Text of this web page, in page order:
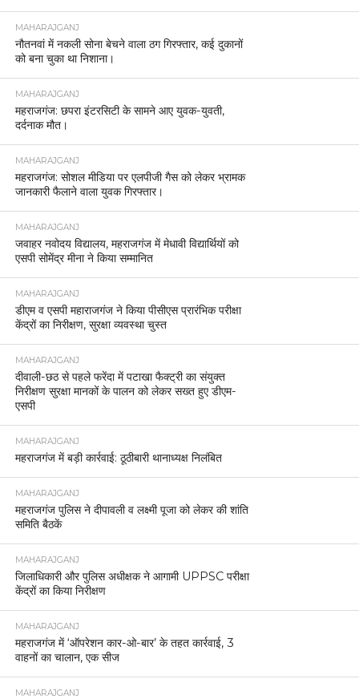
MAHARAJGANJ
नौतनवां में नकली सोना बेचने वाला ठग गिरफ्तार, कई दुकानों
को बना चुका था निशाना।
MAHARAJGANJ
महराजगंज: छपरा इंटरसिटी के सामने आए युवक-युवती,
दर्दनाक मौत।
MAHARAJGANJ
महराजगंज: सोशल मीडिया पर एलपीजी गैस को लेकर भ्रामक
जानकारी फैलाने वाला युवक गिरफ्तार।
MAHARAJGANJ
जवाहर नवोदय विद्यालय, महराजगंज में मेधावी विद्यार्थियों को
एसपी सोमेंद्र मीना ने किया सम्मानित
MAHARAJGANJ
डीएम व एसपी महाराजगंज ने किया पीसीएस प्रारंभिक परीक्षा
केंद्रों का निरीक्षण, सुरक्षा व्यवस्था चुस्त
MAHARAJGANJ
दीवाली-छठ से पहले फरेंदा में पटाखा फैक्ट्री का संयुक्त
निरीक्षण सुरक्षा मानकों के पालन को लेकर सख्त हुए डीएम-
एसपी
MAHARAJGANJ
महराजगंज में बड़ी कार्रवाई: ठूठीबारी थानाध्यक्ष निलंबित
MAHARAJGANJ
महराजगंज पुलिस ने दीपावली व लक्ष्मी पूजा को लेकर की शांति
समिति बैठकें
MAHARAJGANJ
जिलाधिकारी और पुलिस अधीक्षक ने आगामी UPPSC परीक्षा
केंद्रों का किया निरीक्षण
MAHARAJGANJ
महराजगंज में ‘ऑपरेशन कार-ओ-बार’ के तहत कार्रवाई, 3
वाहनों का चालान, एक सीज
MAHARAJGANJ